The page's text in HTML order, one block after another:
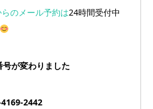
らのメール予約は24時間受付中
が変わりました
2442